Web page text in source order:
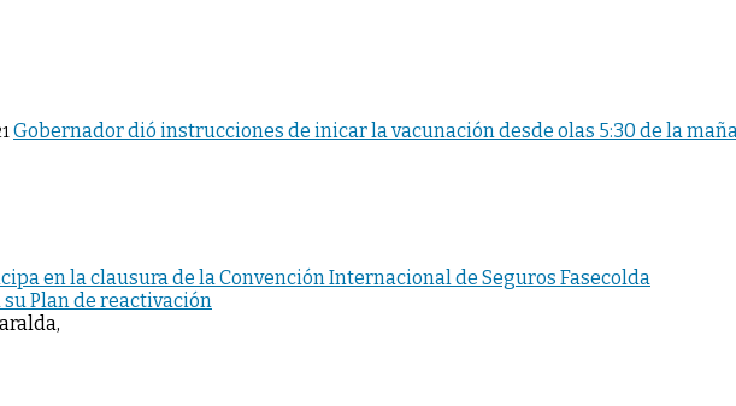
Gobernador dió instrucciones de inicar la vacunación desde olas 5:30 de la
en la clausura de la Convención Internacional de Seguros Fasecolda
Plan de reactivación